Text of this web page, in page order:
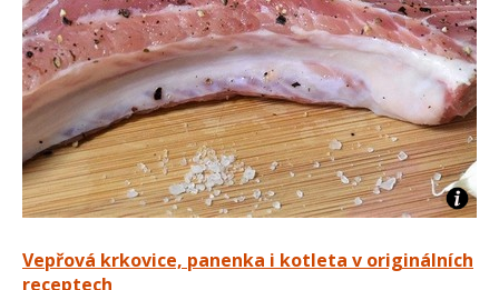
Vepřová krkovice, panenka i kotleta v originálních
receptech